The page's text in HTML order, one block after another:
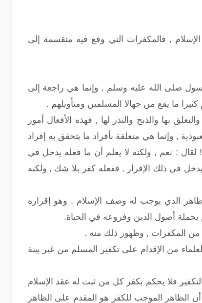
, فالمكفرات التي وقع فيه منقسمة إلى
صلى الله عليه وسلم , وإنما هي راجعة إلى
ما يقع من جهالا المسلمين ومتأويلهم .
بها والذبح والنذر لها , فهذه الأفعال أمور
, وإنما هي متعلقة بأفراد ما يتحقق به إفراد
لقال : نعم , ولكنه لا يعلم أن ما فعله يدخل في
يدخل في ذلك الإقرار , ففعله كفر بلا شك , ولكنه
الذي يوجب له وصف الإسلام , وهو إقراره
بجملة أصول الدين وفروعه في الحياة.
من المكفرات , وظهور ذلك منه .
من الإقدام على تكفير المسلم من غير بينة
فلا يحكم بكفر كل من ثبت له عقد الإسلام
الظاهر الموجب للكفر هو المقدم على الظاهر